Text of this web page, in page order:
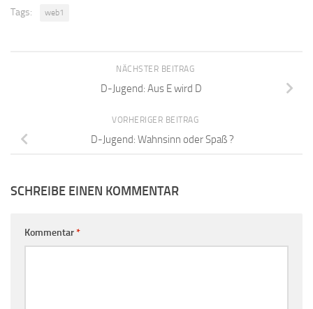
Tags: web1
NÄCHSTER BEITRAG
D-Jugend: Aus E wird D
VORHERIGER BEITRAG
D-Jugend: Wahnsinn oder Spaß ?
SCHREIBE EINEN KOMMENTAR
Kommentar*